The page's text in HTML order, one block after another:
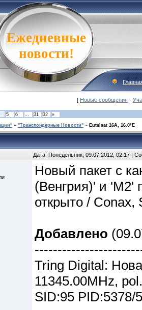
Ежедневные
новости!
[ Новые сообщения ·
5 6 … 31 32 »
» "Транспондерные Новости" » Eutelsat 16A, 16.0°E
Дата: Понедельник, 09.07.2012, 02:17 |
Новый пакет с
(Венгрия)' и 'M2'
открыто / Conax,
Добавлено
Tring Digital:
11345.00MHz,
SID:95 PID:5378/